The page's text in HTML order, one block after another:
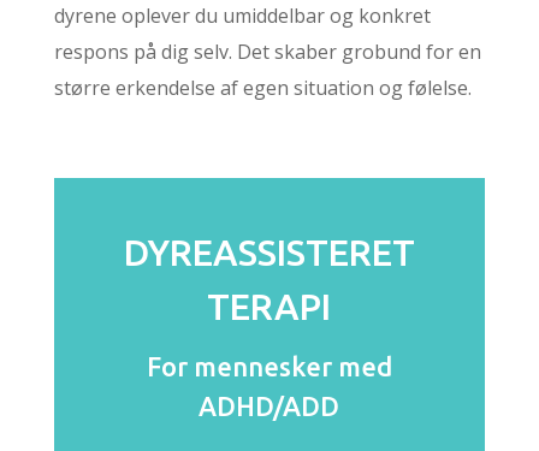
dyrene oplever du umiddelbar og konkret
respons på dig selv. Det skaber grobund for en
større erkendelse af egen situation og følelse.
DYREASSISTERET
TERAPI
For mennesker med
ADHD/ADD